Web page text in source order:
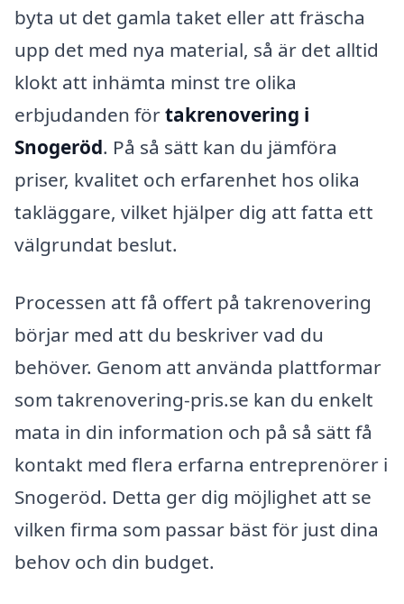
byta ut det gamla taket eller att fräscha
upp det med nya material, så är det alltid
klokt att in­hämta minst tre olika
erbjudanden förtakrenovering i
Snogeröd. På så sätt kan du jämföra
priser, kvalitet och erfarenhet hos olika
takläggare, vilket hjälper dig att fatta ett
välgrundat beslut.
Processen att få offert på takrenovering
börjar med att du beskriver vad du
behöver. Genom att använda plattformar
som takrenovering-pris.se kan du enkelt
mata in din information och på så sätt få
kontakt med flera erfarna entreprenörer i
Snogeröd. Detta ger dig möjlighet att se
vilken firma som passar bäst för just dina
behov och din budget.